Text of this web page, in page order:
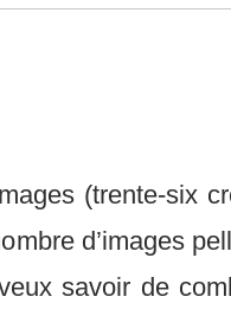
(trente-six
d’images
savoir de